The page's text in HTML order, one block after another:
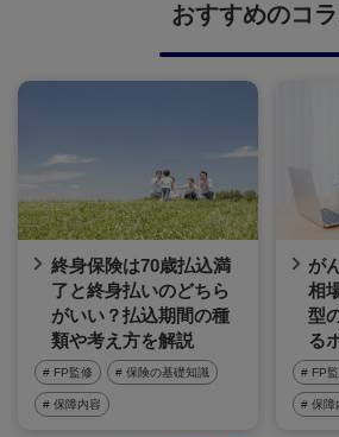
おすすめのコ
終身保険は70歳払込満
了と終身払いのどちら
がいい？払込期間の種
類や考え方を解説
# FP監修 # 保険の基礎知識
# 保障内容
が
相
型
る
# FP
# 保障